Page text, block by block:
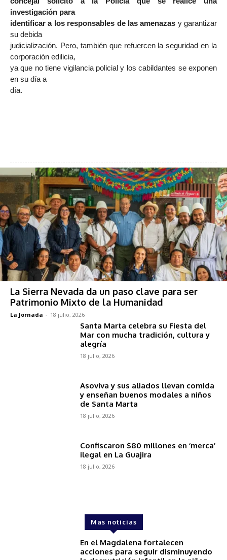
investigación para
identificar a los responsables de las amenazas y garantizar
su debida
judicialización. Pero, también que refuercen la seguridad en la
corporación edilicia,
ya que no tiene vigilancia policial y los cabildantes se exponen
en su día a
día.
La Sierra Nevada da un paso clave para ser
Patrimonio Mixto de la Humanidad
La Jornada - 18 julio, 2026
Santa Marta celebra su Fiesta del
Mar con mucha tradición, cultura y
alegría
18 julio, 2026
Asoviva y sus aliados llevan comida
y enseñan buenos modales a niños
de Santa Marta
18 julio, 2026
Confiscaron $80 millones en ‘merca’
ilegal en La Guajira
18 julio, 2026
Mas noticias
En el Magdalena fortalecen
acciones para seguir disminuyendo